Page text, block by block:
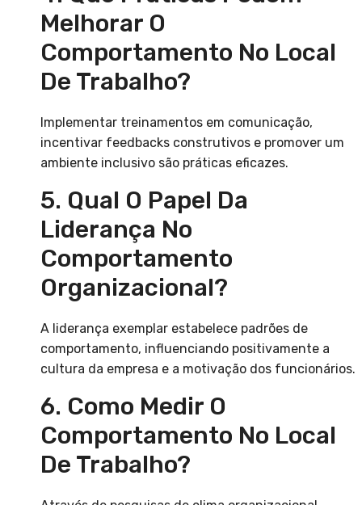
Melhorar O
Comportamento No Local
De Trabalho?
Implementar treinamentos em comunicação,
incentivar feedbacks construtivos e promover um
ambiente inclusivo são práticas eficazes.
5. Qual O Papel Da
Liderança No
Comportamento
Organizacional?
A liderança exemplar estabelece padrões de
comportamento, influenciando positivamente a
cultura da empresa e a motivação dos funcionários.
6. Como Medir O
Comportamento No Local
De Trabalho?